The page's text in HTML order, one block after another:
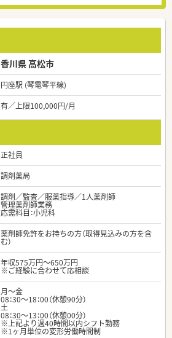
香川県 高松市
円座駅 (琴電琴平線)
有／上限100,000円/月
正社員
調剤薬局
調剤／監査／服薬指導／1人薬剤師
管理薬剤師業務
応需科目：小児科
薬剤師免許をお持ちの方（取得見込みの方を含
む）
年収575万円～650万円
※ご経験に合わせて応相談
月～金
08：30～18：00（休憩90分）
土
08：30～13：00（休憩00分）
※上記より週40時間以内シフト勤務
※1ヶ月単位の変形労働時間制